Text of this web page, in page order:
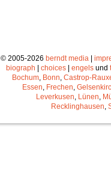
© 2005-2026 berndt media|
biograph
choices engels und
Bochum, Bonn, Castrop-
Essen, Frechen,
Leverkusen, Lünen,
Recklinghausen,